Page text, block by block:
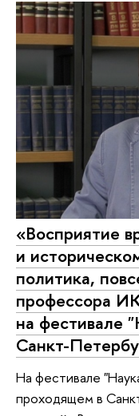
«Восприятие
и
политика,
профессора
на фестивале
Санкт-
На фестивале
проходящем в